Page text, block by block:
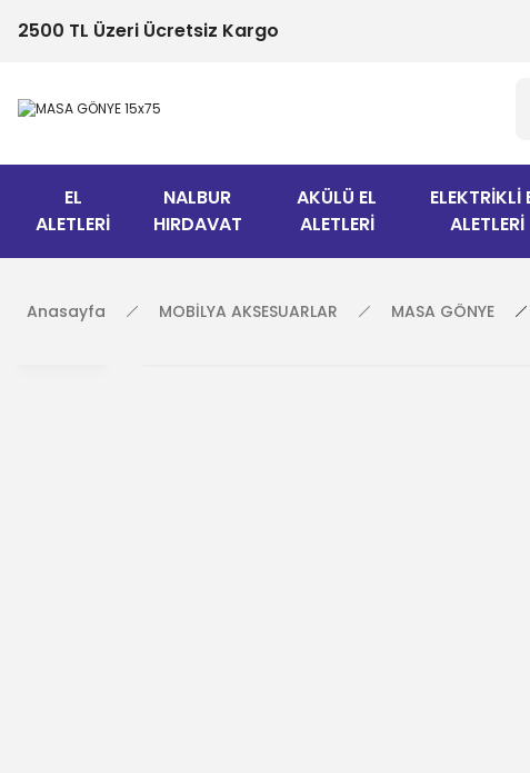
2500 TL Üzeri Ücretsiz Kargo
EL
ALETLERİ
NALBUR
HIRDAVAT
AKÜLÜ EL
ALETLERİ
ELEKTRİKLİ
ALETLERİ
Anasayfa MOBİLYA AKSESUARLAR MASA GÖNYE